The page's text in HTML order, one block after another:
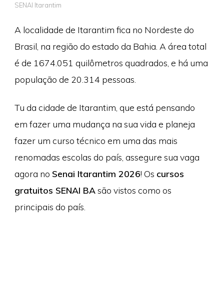
SENAI Itarantim
A localidade de Itarantim fica no Nordeste do
Brasil, na região do estado da Bahia. A área total
é de 1674.051 quilômetros quadrados, e há uma
população de 20.314 pessoas.
Tu da cidade de Itarantim, que está pensando
em fazer uma mudança na sua vida e planeja
fazer um curso técnico em uma das mais
renomadas escolas do país, assegure sua vaga
agora no Senai Itarantim 2026! Os cursos
gratuitos SENAI BAsão vistos como os
principais do país.